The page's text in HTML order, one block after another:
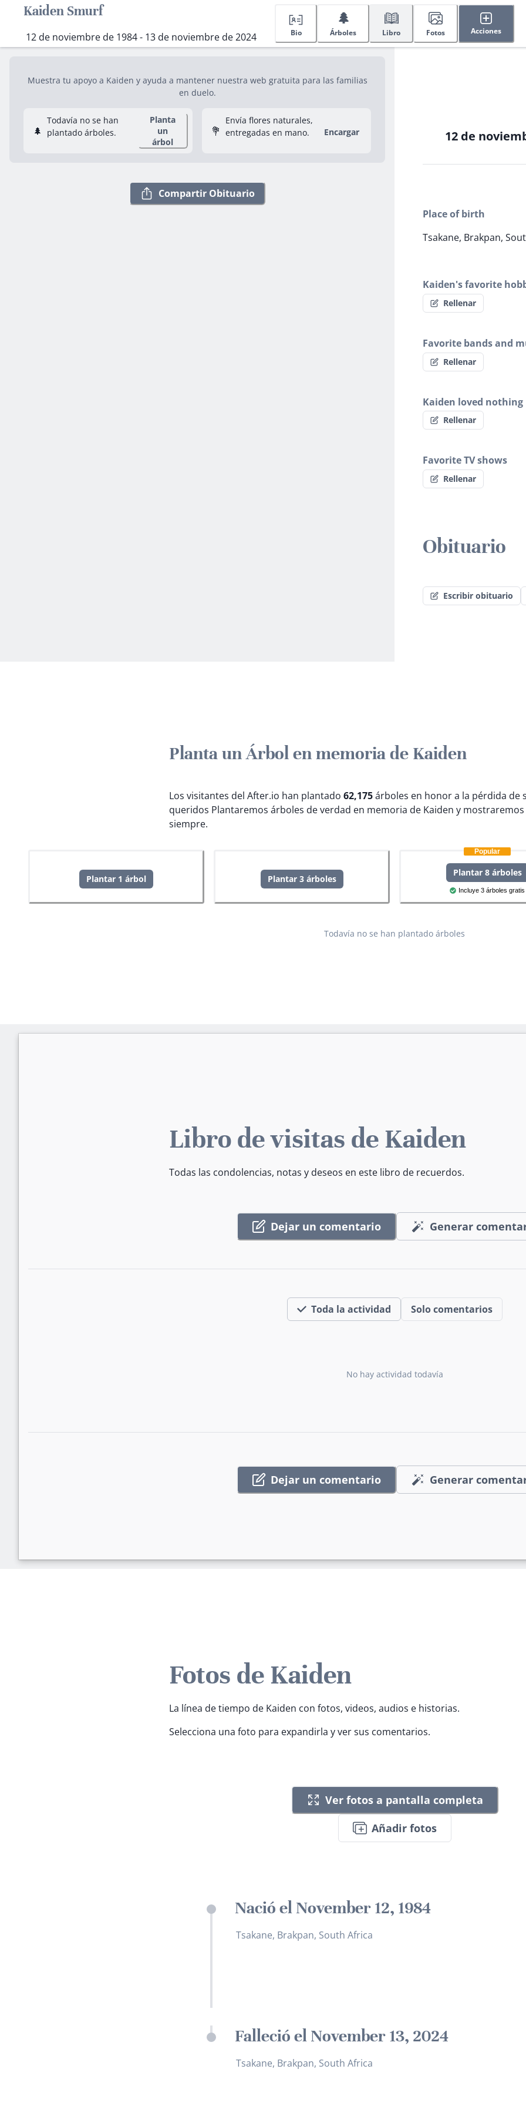
Kaiden Smurf
12 de noviembre de 1984 - 13 de noviembre de 2024 Bio
🌲
Árboles Libro Fotos Acciones
Muestra tu apoyo a Kaiden y ayuda a mantener nuestra web gratuita para las familias
en duelo.
🌲
Todavía no se han
plantado árboles.
Planta
un
árbol
💐
Envía flores naturales,
entregadas en mano.
Encargar
Compartir Obituario
12 de
Place of birth
Tsakane, Brakpan,
Kaiden's favorite
Rellenar
Favorite bands and
Rellenar
Kaiden loved
Rellenar
Favorite TV shows
Rellenar
Obituario
Escribir obituario
Planta un Árbol en memoria de Kaiden
Los visitantes del After.io han plantado 62,175árboles en honor a la pérdida de
queridos Plantaremos árboles de verdad en memoria de Kaiden y
siempre.
Plantar 1 árbol Plantar 3 árboles
Popular
Plantar 8 árboles
Incluye 3 árboles gratis
Todavía no se han plantado árboles
Libro de visitas de Kaiden
Todas las condolencias, notas y deseos en este libro de recuerdos.
Dejar un comentario Generar
Toda la actividad Solo comentarios
No hay actividad todavía
Dejar un comentario Generar
Fotos de Kaiden
La línea de tiempo de Kaiden con fotos, videos, audios e historias.
Selecciona una foto para expandirla y ver sus comentarios.
Ver fotos a pantalla completa
Añadir fotos
Nació el November 12, 1984
Tsakane, Brakpan, South Africa
Falleció el November 13, 2024
Tsakane, Brakpan, South Africa